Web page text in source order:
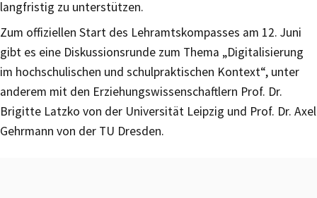
langfristig zu unterstützen.
Zum offiziellen Start des Lehramtskompasses am 12. Juni
gibt es eine Diskussionsrunde zum Thema „Digitalisierung
im hochschulischen und schulpraktischen Kontext“, unter
anderem mit den Erziehungswissenschaftlern Prof. Dr.
Brigitte Latzko von der Universität Leipzig und Prof. Dr. Axel
Gehrmann von der TU Dresden.